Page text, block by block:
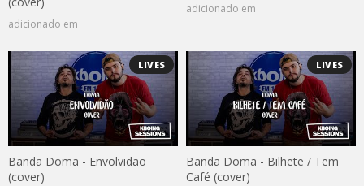
adicionado em
adicionado em
LIVES
Banda Doma - Envolvidão
(cover)
LIVES
Banda Doma - Bilhete / Tem
Café (cover)